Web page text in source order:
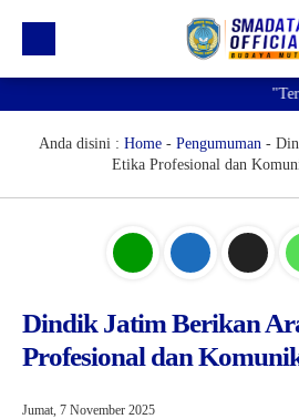
Profil
Anda disini : Home- Pengumuman-
Etika Profesional dan
Dindik Jatim Berikan
Profesional dan
Jumat, 7 November 2025